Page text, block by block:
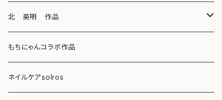
キーホルダー
バッグ
Tシャツ
ボールペン
キーホルダー
マグネット
海レジンアートボード
レジンチャーム
サンキャッチャー
北 英明 作品
ポストカード
もちにゃんコラボ作品
ネイルケアsolros